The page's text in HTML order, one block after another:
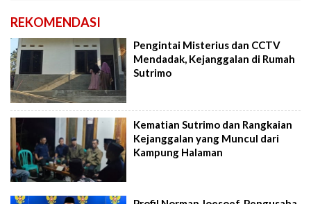
REKOMENDASI
Pengintai Misterius dan CCTV
Mendadak, Kejanggalan di Rumah
Sutrimo
Kematian Sutrimo dan Rangkaian
Kejanggalan yang Muncul dari
Kampung Halaman